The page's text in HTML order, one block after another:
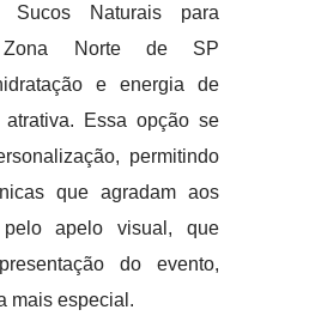
Sucos Naturais para
Norte de SP
e energia de
Essa opção se
permitindo
que agradam aos
apelo visual, que
do evento,
mais especial.